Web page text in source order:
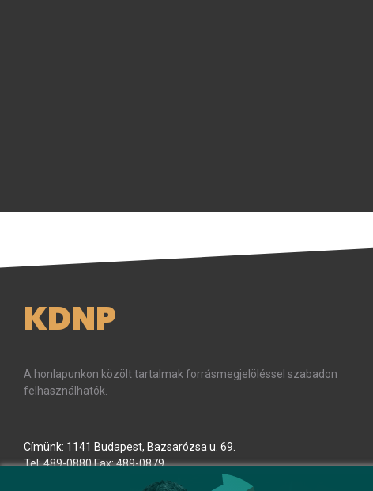
KDNP
A honlapunkon közölt tartalmak forrásmegjelöléssel szabadon
felhasználhatók.
Címünk: 1141 Budapest, Bazsarózsa u. 69.
Tel: 489-0880 Fax: 489-0879
hu(kdnp[at]kdnp[dot]hu)